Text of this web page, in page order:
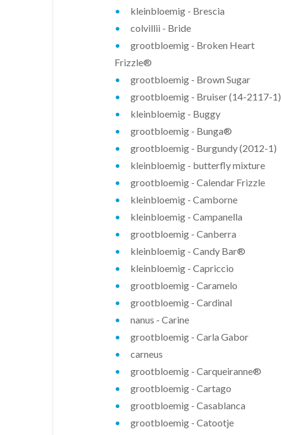
kleinbloemig - Brescia
colvillii - Bride
grootbloemig - Broken Heart
Frizzle®
grootbloemig - Brown Sugar
grootbloemig - Bruiser (14-2117-1)
kleinbloemig - Buggy
grootbloemig - Bunga®
grootbloemig - Burgundy (2012-1)
kleinbloemig - butterfly mixture
grootbloemig - Calendar Frizzle
kleinbloemig - Camborne
kleinbloemig - Campanella
grootbloemig - Canberra
kleinbloemig - Candy Bar®
kleinbloemig - Capriccio
grootbloemig - Caramelo
grootbloemig - Cardinal
nanus - Carine
grootbloemig - Carla Gabor
carneus
grootbloemig - Carqueiranne®
grootbloemig - Cartago
grootbloemig - Casablanca
grootbloemig - Catootje